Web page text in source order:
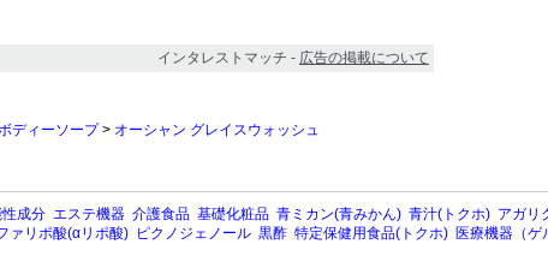
インタレストマッチ - 広告の掲載について
ディーソープ> オーシャン グレイスウォッシュ
成分 エステ機器 介護食品 基礎化粧品 青ミカン(青みかん) 青汁(トクホ) アガリ
ァリポ酸(αリポ酸) ピクノジェノール 黒酢 特定保健用食品(トクホ) 医療機器（ゲ